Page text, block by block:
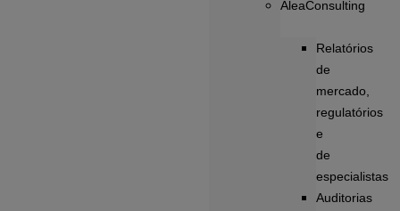
AleaConsulting
Relatórios
de
mercado,
regulatórios
e
de
especialistas
Auditorias